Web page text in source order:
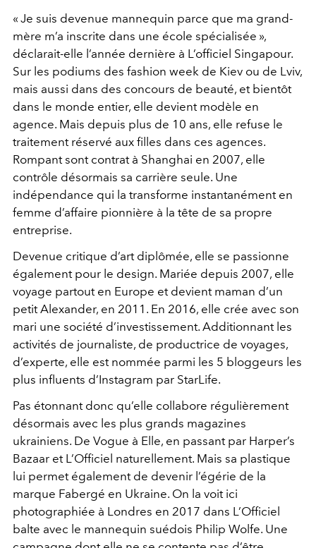
« Je suis devenue mannequin parce que ma grand-
mère m’a inscrite dans une école spécialisée »,
déclarait-elle l’année dernière à L’officiel Singapour.
Sur les podiums des fashion week de Kiev ou de Lviv,
mais aussi dans des concours de beauté, et bientôt
dans le monde entier, elle devient modèle en
agence. Mais depuis plus de 10 ans, elle refuse le
traitement réservé aux filles dans ces agences.
Rompant sont contrat à Shanghai en 2007, elle
contrôle désormais sa carrière seule. Une
indépendance qui la transforme instantanément en
femme d’affaire pionnière à la tête de sa propre
entreprise.
Devenue critique d’art diplômée, elle se passionne
également pour le design. Mariée depuis 2007, elle
voyage partout en Europe et devient maman d’un
petit Alexander, en 2011. En 2016, elle crée avec son
mari une société d’investissement. Additionnant les
activités de journaliste, de productrice de voyages,
d’experte, elle est nommée parmi les 5 bloggeurs les
plus influents d’Instagram par StarLife.
Pas étonnant donc qu’elle collabore régulièrement
désormais avec les plus grands magazines
ukrainiens. De Vogue à Elle, en passant par Harper’s
Bazaar et L’Officiel naturellement. Mais sa plastique
lui permet également de devenir l’égérie de la
marque Fabergé en Ukraine. On la voit ici
photographiée à Londres en 2017 dans L’Officiel
balte avec le mannequin suédois Philip Wolfe. Une